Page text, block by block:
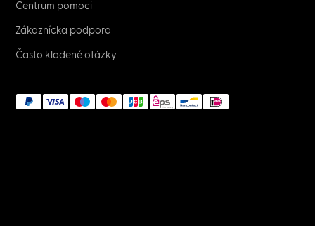
Centrum pomoci
Zákaznícka podpora
Často kladené otázky